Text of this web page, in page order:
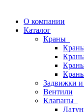
О компании
Каталог
Краны
Задвижки
Вентили
Клапаны